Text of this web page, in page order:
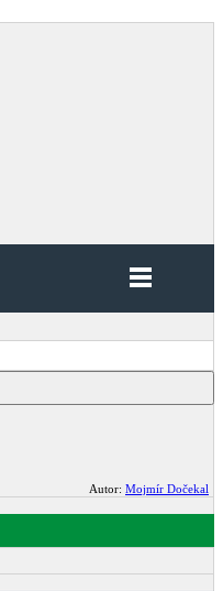
Autor: Mojmír Dočekal